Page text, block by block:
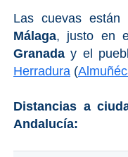
El Torcal de
Parqe AquaTropic
LOS
MEJORES
LUGARES
Las cuevas
Málaga, justo en
Granaday el
Herradura(
Distancias a
Andalucía: